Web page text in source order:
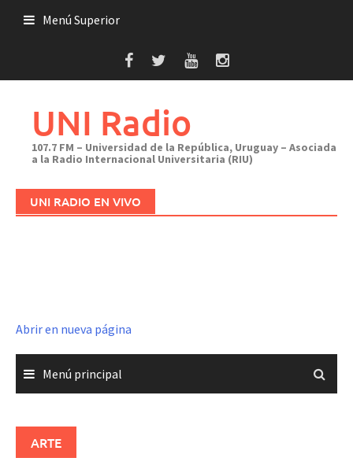
Menú Superior
UNI Radio
107.7 FM – Universidad de la República, Uruguay – Asociada
a la Radio Internacional Universitaria (RIU)
UNI RADIO EN VIVO
Abrir en nueva página
Menú principal
ARTE